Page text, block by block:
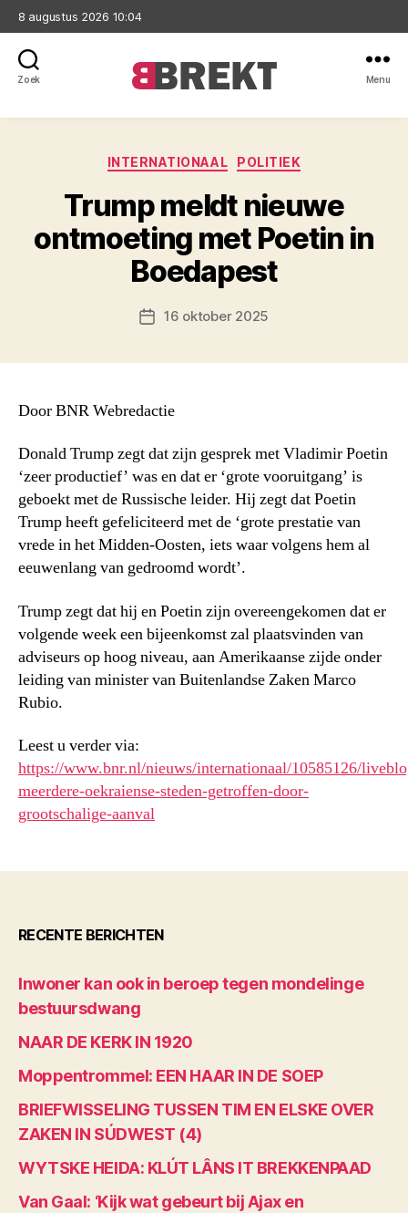
8 augustus 2026 10:04
Zoek Menu
Categorieën
INTERNATIONAAL POLITIEK
Trump meldt nieuwe
ontmoeting met Poetin in
Boedapest
Berichtdatum
16 oktober 2025
Door BNR Webredactie
Donald Trump zegt dat zijn gesprek met Vladimir Poetin
‘zeer productief’ was en dat er ‘grote vooruitgang’ is
geboekt met de Russische leider. Hij zegt dat Poetin
Trump heeft gefeliciteerd met de ‘grote prestatie van
vrede in het Midden-Oosten, iets waar volgens hem al
eeuwenlang van gedroomd wordt’.
Trump zegt dat hij en Poetin zijn overeengekomen dat er
volgende week een bijeenkomst zal plaatsvinden van
adviseurs op hoog niveau, aan Amerikaanse zijde onder
leiding van minister van Buitenlandse Zaken Marco
Rubio.
Leest u verder via:
https://www.bnr.nl/nieuws/internationaal/10585126/
meerdere-oekraiense-steden-getroffen-door-
grootschalige-aanval
RECENTE BERICHTEN
Inwoner kan ook in beroep tegen mondelinge
bestuursdwang
NAAR DE KERK IN 1920
Moppentrommel: EEN HAAR IN DE SOEP
BRIEFWISSELING TUSSEN TIM EN ELSKE OVER
ZAKEN IN SÚDWEST (4)
WYTSKE HEIDA: KLÚT LÂNS IT BREKKENPAAD
Van Gaal: ‘Kijk wat gebeurt bij Ajax en